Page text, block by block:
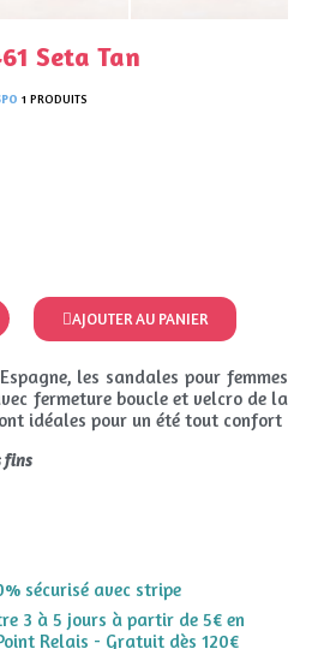
Seta Tan
1 PRODUITS
AJOUTER AU PANIER
les sandales pour femmes
fermeture boucle et velcro de la
idéales pour un été tout confort
fins
sécurisé avec stripe
3 à 5 jours à partir de 5€ en
Relais - Gratuit dès 120€